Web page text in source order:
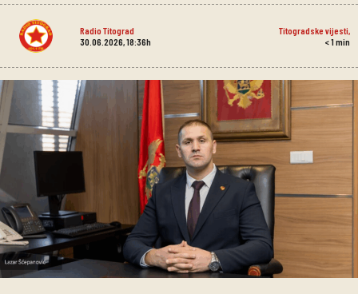
Radio Titograd Titogradske vijesti
30.06.2026, 18:36h
< 1 min